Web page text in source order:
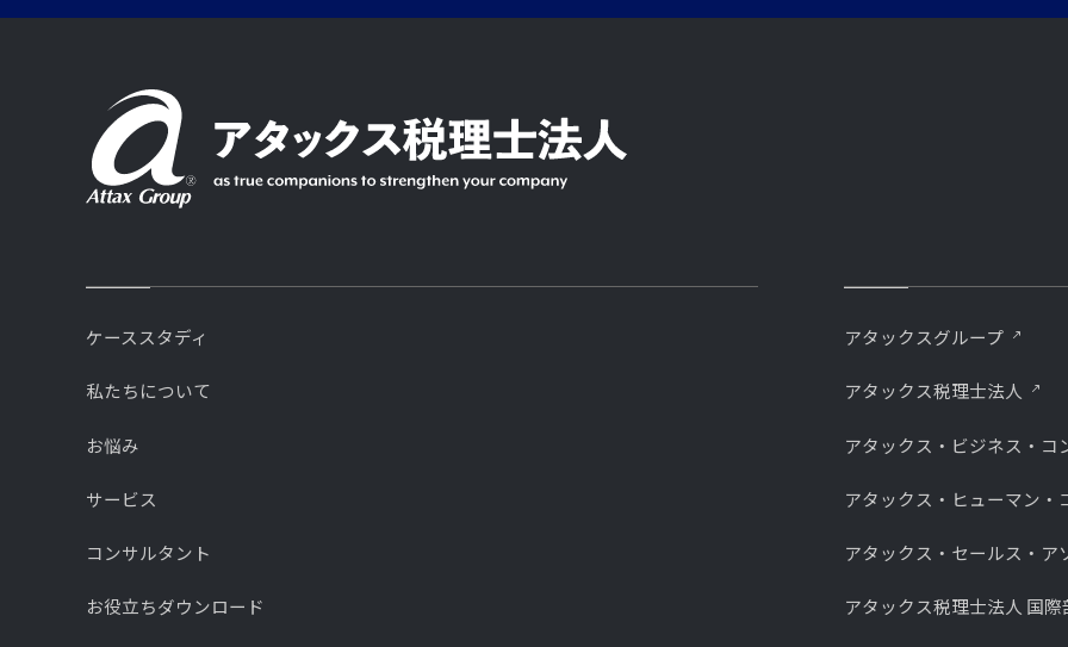
ケーススタディ
私たちについて
お悩み
サービス
コンサルタント
お役立ちダウンロード
アタックスグループ
アタックス税理士法人
アタックス・ビジネス・コ
アタックス・ヒューマン・
アタックス・セールス・ア
アタックス税理士法人 国際